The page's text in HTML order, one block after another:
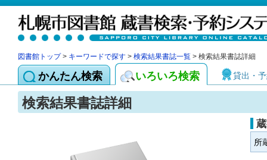
図書館トップ> キーワードで探す > 検索結果書誌一覧 > 検索結果書誌詳細
かんたん検索 いろいろ検索 貸出・
検索結果書誌詳細
所